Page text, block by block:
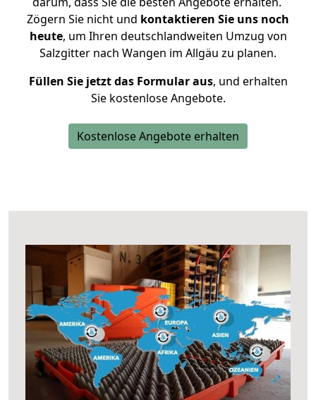
Zögern Sie nicht und kontaktieren Sie uns noch
heute, um Ihren deutschlandweiten Umzug von
Salzgitter nach Wangen im Allgäu zu planen.
Füllen Sie jetzt das Formular aus, und erhalten
Sie kostenlose Angebote.
Kostenlose Angebote erhalten